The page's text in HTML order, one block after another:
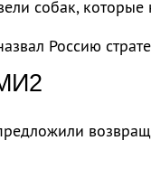
собак, которые
Россию